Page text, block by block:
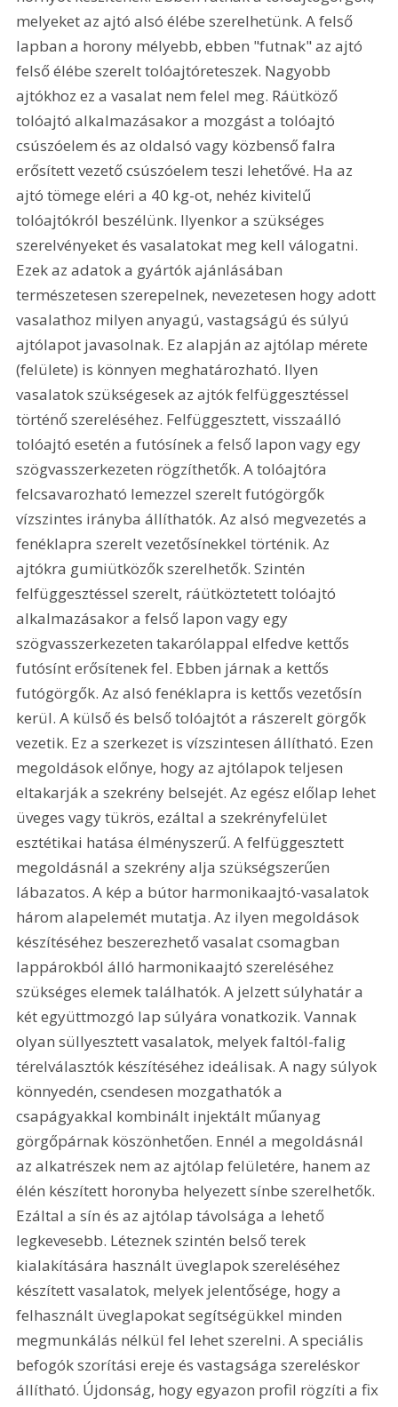
melyeket az ajtó alsó élébe szerelhetünk. A felső
lapban a horony mélyebb, ebben "futnak" az ajtó
felső élébe szerelt tolóajtóreteszek. Nagyobb
ajtókhoz ez a vasalat nem felel meg. Ráütköző
tolóajtó alkalmazásakor a mozgást a tolóajtó
csúszóelem és az oldalsó vagy közbenső falra
erősített vezető csúszóelem teszi lehetővé. Ha az
ajtó tömege eléri a 40 kg-ot, nehéz kivitelű
tolóajtókról beszélünk. Ilyenkor a szükséges
szerelvényeket és vasalatokat meg kell válogatni.
Ezek az adatok a gyártók ajánlásában
természetesen szerepelnek, nevezetesen hogy adott
vasalathoz milyen anyagú, vastagságú és súlyú
ajtólapot javasolnak. Ez alapján az ajtólap mérete
(felülete) is könnyen meghatározható. Ilyen
vasalatok szükségesek az ajtók felfüggesztéssel
történő szereléséhez. Felfüggesztett, visszaálló
tolóajtó esetén a futósínek a felső lapon vagy egy
szögvasszerkezeten rögzíthetők. A tolóajtóra
felcsavarozható lemezzel szerelt futógörgők
vízszintes irányba állíthatók. Az alsó megvezetés a
fenéklapra szerelt vezetősínekkel történik. Az
ajtókra gumiütközők szerelhetők. Szintén
felfüggesztéssel szerelt, ráütköztetett tolóajtó
alkalmazásakor a felső lapon vagy egy
szögvasszerkezeten takarólappal elfedve kettős
futósínt erősítenek fel. Ebben járnak a kettős
futógörgők. Az alsó fenéklapra is kettős vezetősín
kerül. A külső és belső tolóajtót a rászerelt görgők
vezetik. Ez a szerkezet is vízszintesen állítható. Ezen
megoldások előnye, hogy az ajtólapok teljesen
eltakarják a szekrény belsejét. Az egész előlap lehet
üveges vagy tükrös, ezáltal a szekrényfelület
esztétikai hatása élményszerű. A felfüggesztett
megoldásnál a szekrény alja szükségszerűen
lábazatos. A kép a bútor harmonikaajtó-vasalatok
három alapelemét mutatja. Az ilyen megoldások
készítéséhez beszerezhető vasalat csomagban
lappárokból álló harmonikaajtó szereléséhez
szükséges elemek találhatók. A jelzett súlyhatár a
két együttmozgó lap súlyára vonatkozik. Vannak
olyan süllyesztett vasalatok, melyek faltól-falig
térelválasztók készítéséhez ideálisak. A nagy súlyok
könnyedén, csendesen mozgathatók a
csapágyakkal kombinált injektált műanyag
görgőpárnak köszönhetően. Ennél a megoldásnál
az alkatrészek nem az ajtólap felületére, hanem az
élén készített horonyba helyezett sínbe szerelhetők.
Ezáltal a sín és az ajtólap távolsága a lehető
legkevesebb. Léteznek szintén belső terek
kialakítására használt üveglapok szereléséhez
készített vasalatok, melyek jelentősége, hogy a
felhasznált üveglapokat segítségükkel minden
megmunkálás nélkül fel lehet szerelni. A speciális
befogók szorítási ereje és vastagsága szereléskor
állítható. Újdonság, hogy egyazon profil rögzíti a fix